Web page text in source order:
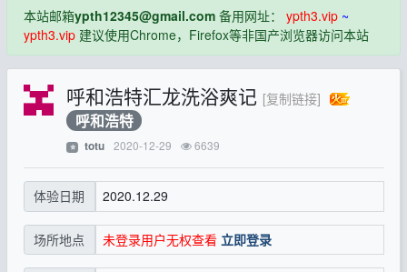
本站邮箱ypth12345@gmail.com备用网址： ypth3.vip~
ypth3.vip建议使用Chrome，Firefox等非国产浏览器访问本站
呼和浩特汇龙洗浴爽记 [复制链接]
呼和浩特
⭐ totu 2020-12-29 6639
体验日期 2020.12.29
场所地点 未登录用户无权查看 立即登录